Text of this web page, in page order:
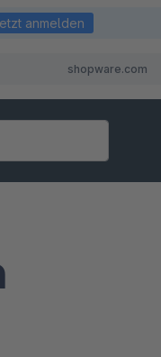
anmelden
shopware.com